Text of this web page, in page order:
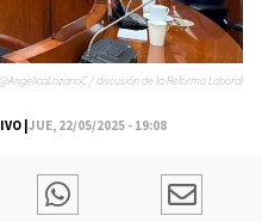
|JUE, 22/05/2025 - 19:08
/ discusión de la Reforma Laboral